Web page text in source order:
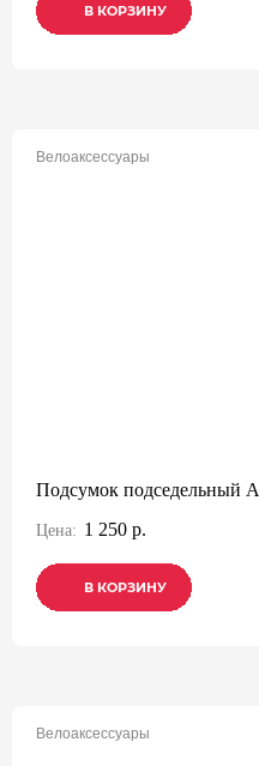
В КОРЗИНУ
В КОРЗИНУ
В КОРЗИНУ
Велоаксессуары
Подсумок подседельный
Цена: 1 250 р.
В КОРЗИНУ
В КОРЗИНУ
В КОРЗИНУ
Велоаксессуары